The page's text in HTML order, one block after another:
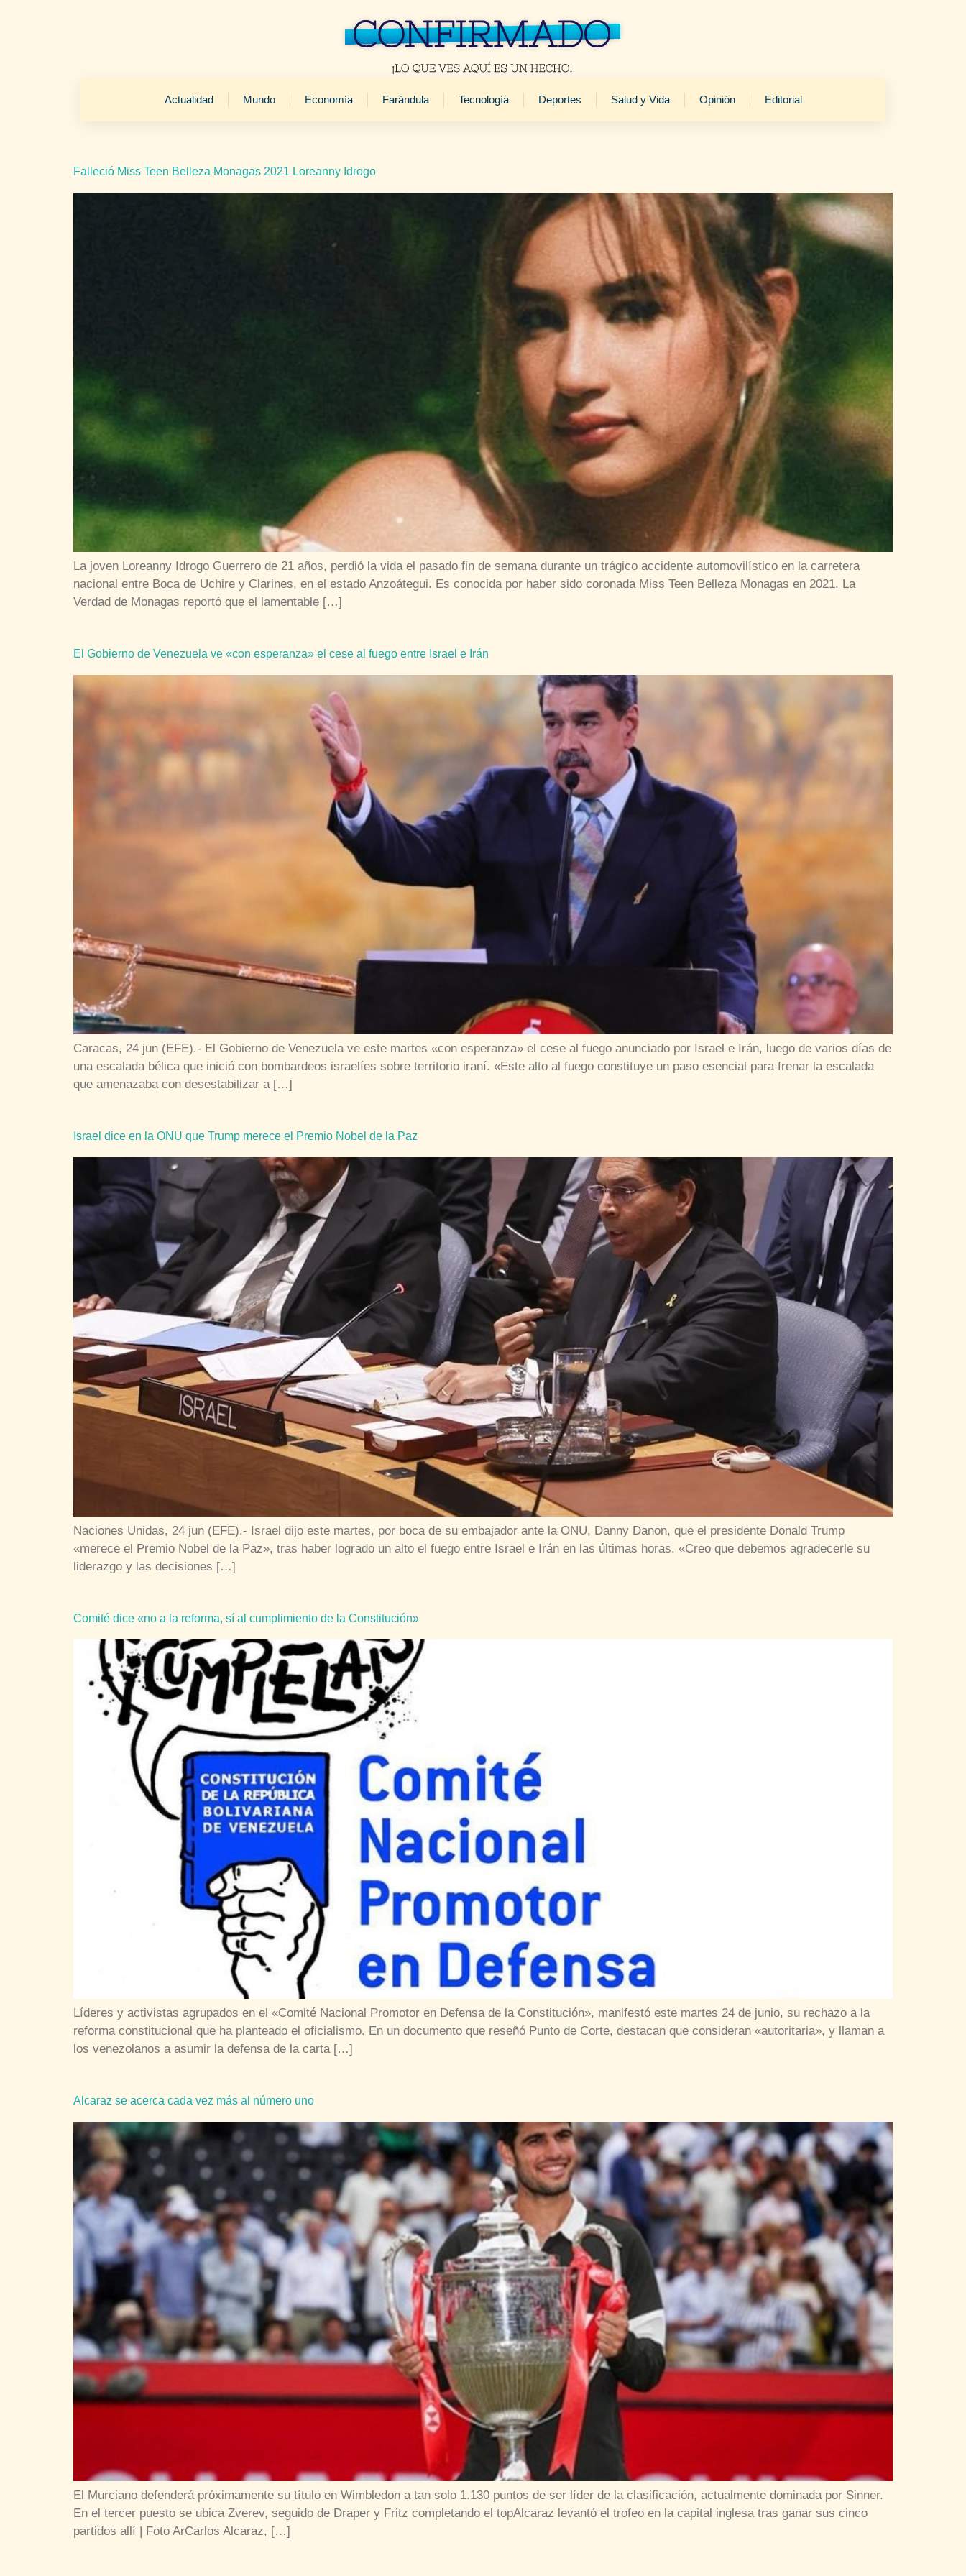
Actualidad Mundo Economía Farándula Tecnología Deportes Salud y Vida Opinión Editorial
Falleció Miss Teen Belleza Monagas 2021 Loreanny Idrogo
La joven Loreanny Idrogo Guerrero de 21 años, perdió la vida el pasado fin de semana durante un trágico accidente automovilístico en la carretera
nacional entre Boca de Uchire y Clarines, en el estado Anzoátegui. Es conocida por haber sido coronada Miss Teen Belleza Monagas en 2021. La
Verdad de Monagas reportó que el lamentable […]
El Gobierno de Venezuela ve «con esperanza» el cese al fuego entre Israel e Irán
Caracas, 24 jun (EFE).- El Gobierno de Venezuela ve este martes «con esperanza» el cese al fuego anunciado por Israel e Irán, luego de varios días de
una escalada bélica que inició con bombardeos israelíes sobre territorio iraní. «Este alto al fuego constituye un paso esencial para frenar la escalada
que amenazaba con desestabilizar a […]
Israel dice en la ONU que Trump merece el Premio Nobel de la Paz
Naciones Unidas, 24 jun (EFE).- Israel dijo este martes, por boca de su embajador ante la ONU, Danny Danon, que el presidente Donald Trump
«merece el Premio Nobel de la Paz», tras haber logrado un alto el fuego entre Israel e Irán en las últimas horas. «Creo que debemos agradecerle su
liderazgo y las decisiones […]
Comité dice «no a la reforma, sí al cumplimiento de la Constitución»
Líderes y activistas agrupados en el «Comité Nacional Promotor en Defensa de la Constitución», manifestó este martes 24 de junio, su rechazo a la
reforma constitucional que ha planteado el oficialismo. En un documento que reseñó Punto de Corte, destacan que consideran «autoritaria», y llaman a
los venezolanos a asumir la defensa de la carta […]
Alcaraz se acerca cada vez más al número uno
El Murciano defenderá próximamente su título en Wimbledon a tan solo 1.130 puntos de ser líder de la clasificación, actualmente dominada por Sinner.
En el tercer puesto se ubica Zverev, seguido de Draper y Fritz completando el topAlcaraz levantó el trofeo en la capital inglesa tras ganar sus cinco
partidos allí | Foto ArCarlos Alcaraz, […]